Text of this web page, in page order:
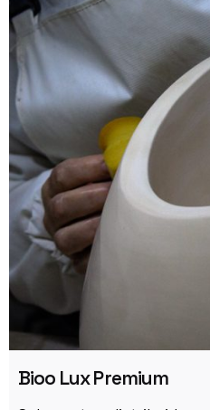
Bioo Lux Premium